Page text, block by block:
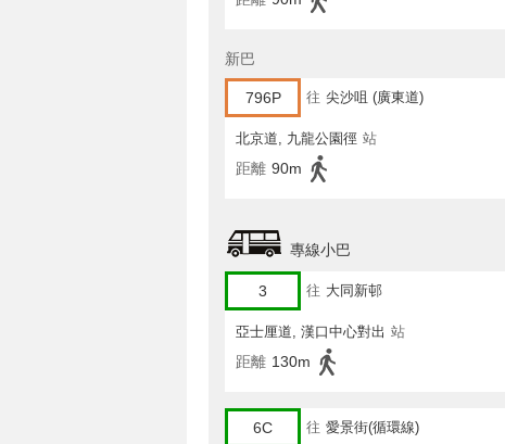
新巴
796P 往 尖沙咀 (廣東道)
北京道, 九龍公園徑 站
距離 90m
專線小巴
3 往 大同新邨
亞士厘道, 漢口中心對出 站
距離 130m
6C 往 愛景街(循環線)